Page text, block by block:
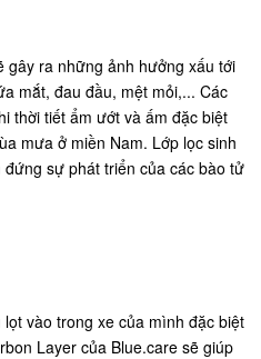
gây ra những ảnh hưởng xấu tới
mắt, đau đầu, mệt mỏi,... Các
thời tiết ẩm ướt và ấm đặc biệt
mưa ở miền Nam. Lớp lọc sinh
sự phát triển của các bào tử
vào trong xe của mình đặc biệt
Layer của Blue.care sẽ giúp